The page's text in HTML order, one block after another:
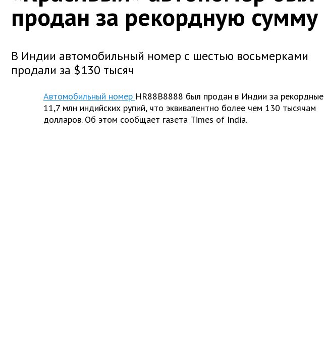
продан за рекордную сумму
В Индии автомобильный номер с шестью восьмерками
продали за $130 тысяч
Автомобильный номер HR88B8888 был продан в Индии за рекордные
11,7 млн индийских рупий, что эквивалентно более чем 130 тысячам
долларов. Об этом сообщает газета Times of India.